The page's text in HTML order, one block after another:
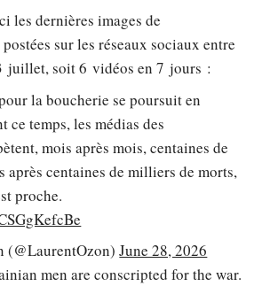
les dernières images de
sur les réseaux sociaux entre
juillet, soit 6 vidéos en 7 jours :
la boucherie se poursuit en
ce temps, les médias des
mois après mois, centaines de
après centaines de milliers de morts,
proche.
(@LaurentOzon)June 28, 2026
men are conscripted for the war.